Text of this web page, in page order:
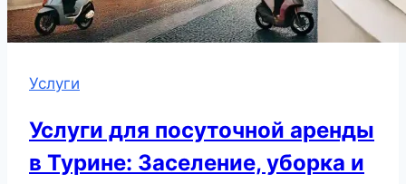
Услуги
Услуги для посуточной аренды
в Турине: Заселение, уборка и